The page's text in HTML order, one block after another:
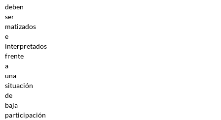
deben
ser
matizados
e
interpretados
frente
a
una
situación
de
baja
participación